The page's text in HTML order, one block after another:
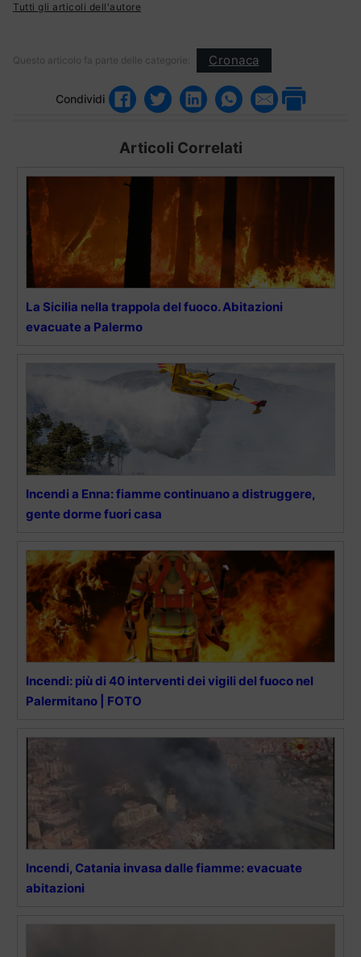
Tutti gli articoli dell'autore
Questo articolo fa parte delle categorie: Cronaca
Condividi
Articoli Correlati
La Sicilia nella trappola del fuoco. Abitazioni
evacuate a Palermo
Incendi a Enna: fiamme continuano a distruggere,
gente dorme fuori casa
Incendi: più di 40 interventi dei vigili del fuoco nel
Palermitano | FOTO
Incendi, Catania invasa dalle fiamme: evacuate
abitazioni